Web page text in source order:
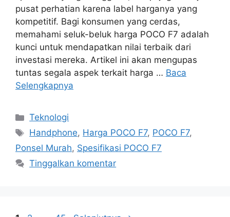
pusat perhatian karena label harganya yang
kompetitif. Bagi konsumen yang cerdas,
memahami seluk-beluk harga POCO F7 adalah
kunci untuk mendapatkan nilai terbaik dari
investasi mereka. Artikel ini akan mengupas
tuntas segala aspek terkait harga … Baca
Selengkapnya
Kategori
Teknologi
Tag
Handphone, Harga POCO F7, POCO F7,
Ponsel Murah, Spesifikasi POCO F7
Tinggalkan komentar